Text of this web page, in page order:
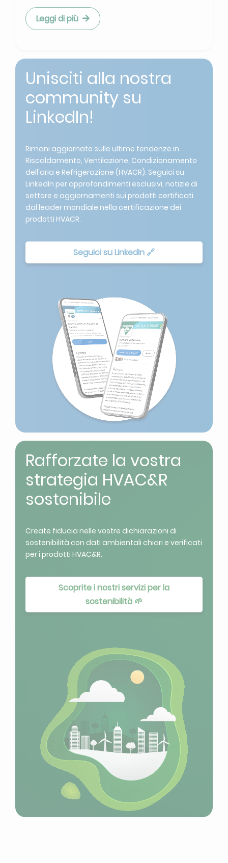
Leggi di più
Unisciti alla nostra
community su
LinkedIn!
Rimani aggiornato sulle ultime tendenze in
Riscaldamento, Ventilazione, Condizionamento
dell'aria e Refrigerazione (HVACR). Seguici su
LinkedIn per approfondimenti esclusivi, notizie di
settore e aggiornamenti sui prodotti certificati
dal leader mondiale nella certificazione dei
prodotti HVACR.
Seguici su LinkedIn 🔗
Rafforzate la vostra
strategia HVAC&R
sostenibile
Create fiducia nelle vostre dichiarazioni di
sostenibilità con dati ambientali chiari e verificati
per i prodotti HVAC&R.
Scoprite i nostri servizi per la
sostenibilità 🌱